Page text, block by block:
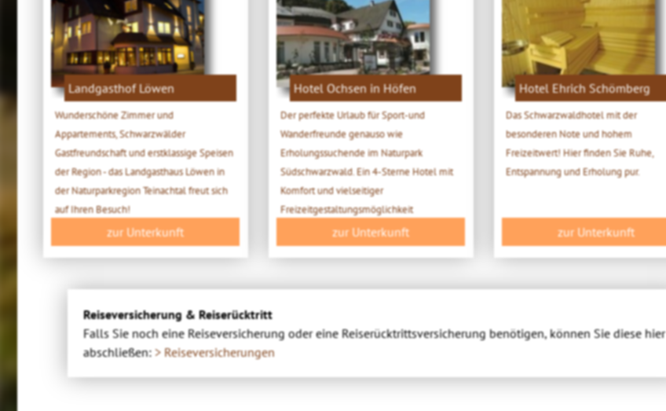
Landgasthof Löwen
Wunderschöne Zimmer und
Appartements, Schwarzwälder
Gastfreundschaft und erstklassige Speisen
der Region - das Landgasthaus Löwen in
der Naturparkregion Teinachtal freut sich
auf Ihren Besuch!
zur Unterkunft
Hotel Ochsen in Höfen
Der perfekte Urlaub für Sport-und
Wanderfreunde genauso wie
Erholungssuchende im Naturpark
Südschwarzwald. Ein 4-Sterne Hotel mit
Komfort und vielseitiger
Freizeitgestaltungsmöglichkeit
zur Unterkunft
Hotel Ehrich Schömberg
Das Schwarzwaldhotel mit der
besonderen Note und hohem
Freizeitwert! Hier finden Sie Ruhe,
Entspannung und Erholung pur.
zur Unterkunft
Reiseversicherung & Reiserücktritt
Falls Sie noch eine Reiseversicherung oder eine Reiserücktrittsversicherung benötigen, können Sie diese hier
abschließen: > Reiseversicherungen